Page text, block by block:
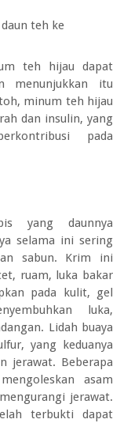
teh ke
teh hijau dapat
menunjukkan itu
minum teh hijau
dan insulin, yang
pada
yang daunnya
selama ini sering
sabun. Krim ini
ruam, luka bakar
pada kulit, gel
luka,
Lidah buaya
yang keduanya
jerawat. Beberapa
asam
jerawat.
terbukti dapat